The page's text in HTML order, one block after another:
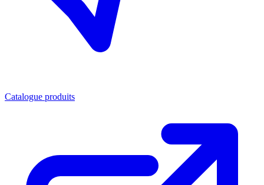
Catalogue produits